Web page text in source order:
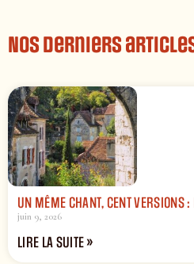
Nos derniers
UN MÊME CHANT, CENT VERSIONS
juin 9, 2026
LIRE LA SUITE »